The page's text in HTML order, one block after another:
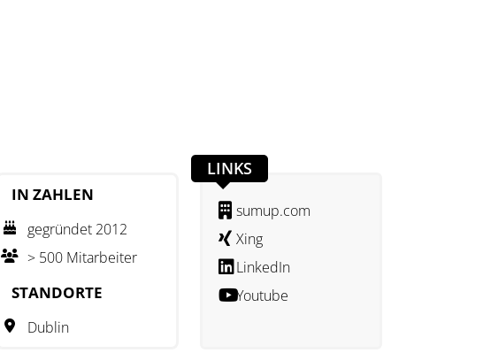
IN ZAHLEN
gegründet 2012
> 500 Mitarbeiter
STANDORTE
Dublin
LINKS
sumup.com
Xing
LinkedIn
Youtube